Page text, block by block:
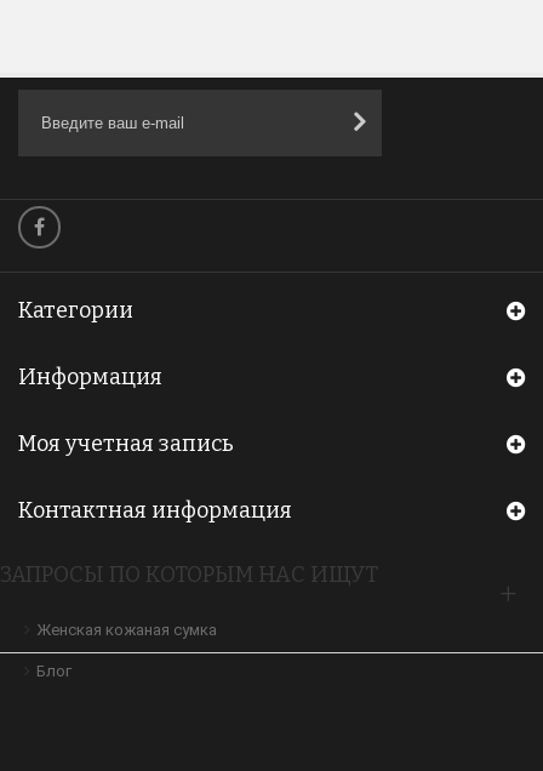
Категории
Информация
Моя учетная запись
Контактная информация
ЗАПРОСЫ ПО КОТОРЫМ НАС ИЩУТ
Женская кожаная сумка
Блог